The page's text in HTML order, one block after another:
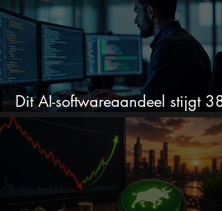
Dit AI-softwareaandeel stijgt
en zet de SaaS-crash op zijn